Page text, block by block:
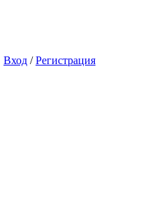
Вход /Регистрация